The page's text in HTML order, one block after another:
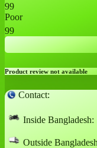
99
Poor
99
Product review not available
Contact:
Inside Bangladesh:
Outside